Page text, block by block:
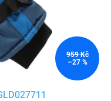
959 Kč
–27 %